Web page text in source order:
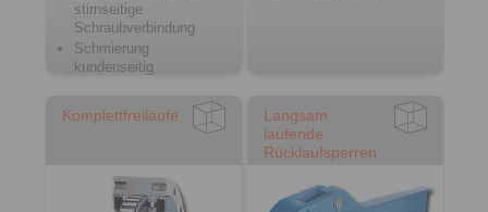
stirnseitige
Schraubverbindung
Schmierung
kundenseitig
Komplettfreiläufe
Langsam
laufende
Rücklaufsperren